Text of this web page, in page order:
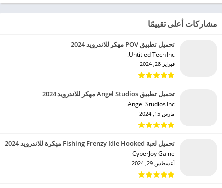
مشاركات أعلى تقييمًا
تحميل تطبيق POV مهكر للاندرويد 2024
Untitled Tech Inc.‏
فبراير 28, 2024
تحميل تطبيق Angel Studios مهكر للاندرويد 2024
Angel Studios Inc.‏
مارس 15, 2024
تحميل لعبة Fishing Frenzy Idle Hooked مهكرة للاندرويد 2024
CyberJoy Game‏
أغسطس 29, 2024